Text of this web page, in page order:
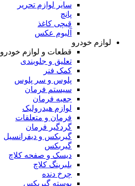
سایر لوازم تحریر
پانچ
قیچی کاغذ
آلبوم عکس
لوازم خودرو
قطعات و لوازم خودرو
تعلیق و جلوبندی
کمک فنر
پلوس و سر پلوس
سیستم فرمان
جعبه فرمان
لوازم هیدرولیک
فرمان و متعلقات
گردگیر فرمان
گیربکس و دیفرانسیل
گیربکس
دیسک و صفحه کلاچ
بلبرینگ کلاچ
چرخ دنده
پوسته گیربکس